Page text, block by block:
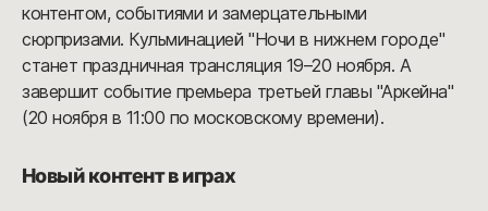
контентом, событиями и замерцательными
сюрпризами. Кульминацией "Ночи в нижнем городе"
станет праздничная трансляция 19–20 ноября. А
завершит событие премьера третьей главы "Аркейна"
(20 ноября в 11:00 по московскому времени).
Новый контент в играх